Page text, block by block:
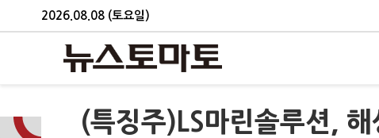
2026.08.08 (토요일)
(특징주)LS마린솔루션,